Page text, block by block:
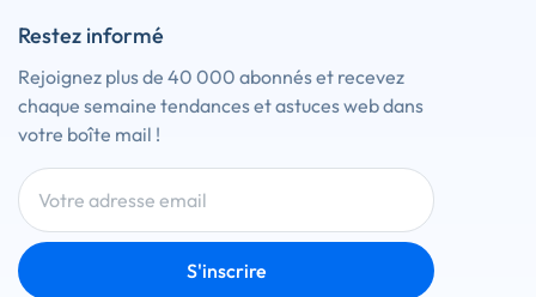
Restez informé
Rejoignez plus de 40 000 abonnés et recevez
chaque semaine tendances et astuces web dans
votre boîte mail !
S'inscrire